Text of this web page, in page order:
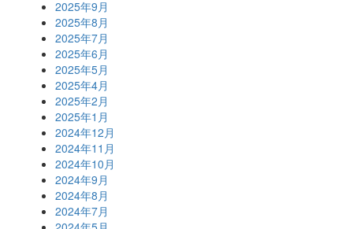
2025年9月
2025年8月
2025年7月
2025年6月
2025年5月
2025年4月
2025年2月
2025年1月
2024年12月
2024年11月
2024年10月
2024年9月
2024年8月
2024年7月